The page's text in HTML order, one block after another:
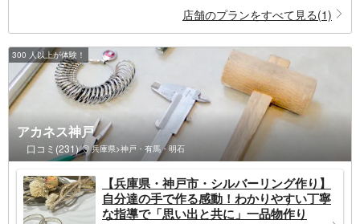
店舗のプランをすべて見る(1)
300 人以上が体験！
アカネス神戸
口コミ(231) 兵庫県>神戸・有馬・明石
【兵庫県・神戸市・シルバーリング作り】
自分達の手で作る感動！わかりやすい丁寧
な指導で「思い出と共に」一品物作り